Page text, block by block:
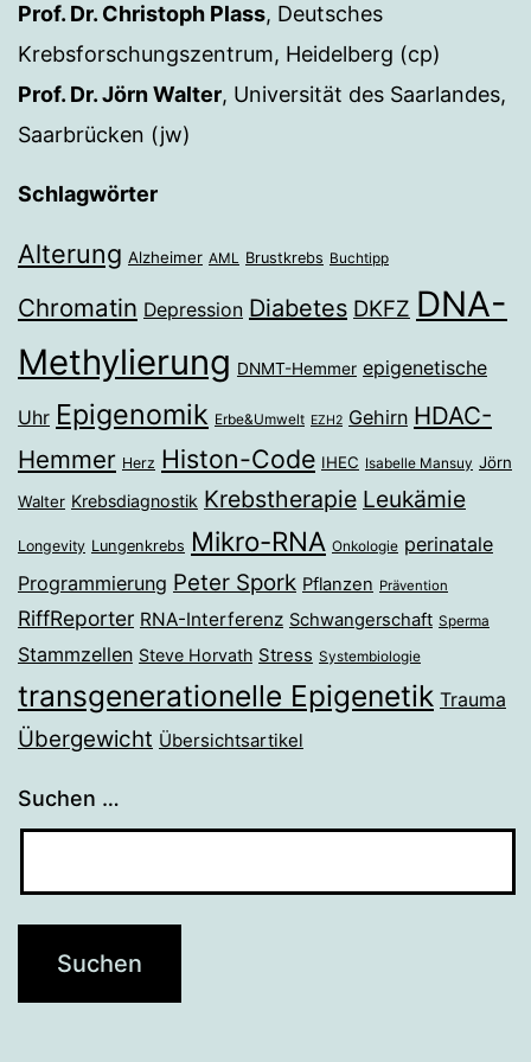
Prof. Dr. Christoph Plass, Deutsches
Krebsforschungszentrum, Heidelberg (cp)
Prof. Dr. Jörn Walter, Universität des Saarlandes,
Saarbrücken (jw)
Schlagwörter
Alterung Alzheimer AML Brustkrebs Buchtipp
Chromatin Depression Diabetes DKFZ DNA-
Methylierung DNMT-Hemmer epigenetische
Uhr Epigenomik Erbe&Umwelt EZH2 Gehirn HDAC-
Hemmer Herz Histon-Code IHEC Isabelle Mansuy Jörn
Walter Krebsdiagnostik Krebstherapie Leukämie
Longevity Lungenkrebs Mikro-RNA Onkologie perinatale
Programmierung Peter Spork Pflanzen Prävention
RiffReporter RNA-Interferenz Schwangerschaft Sperma
Stammzellen Steve Horvath Stress Systembiologie
transgenerationelle Epigenetik Trauma
Übergewicht Übersichtsartikel
Suchen …